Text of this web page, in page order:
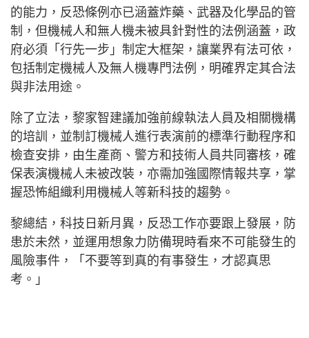
的能力，反恐條例亦已涵蓋炸藥、武器及化學品的管
制，但機械人和無人機未被具針對性的法例涵蓋，政
府必須「行先一步」制定大框架，讓業界有法可依，
包括制定機械人及無人機專門法例，明確界定其合法
與非法用途。
除了立法，黎家智建議加強前線執法人員及相關機構
的培訓，並制訂機械人進行表演前的標準行動程序和
檢查安排，由生產商、警方和技術人員共同審核，確
保表演機械人未被改裝，亦需加強國際情報共享，掌
握恐怖組織利用機械人等新科技的趨勢。
黎總結，科技日新月異，反恐工作亦要跟上發展，防
患於未然，並運用想象力防備現時看來不可能發生的
風險事件，「不要等到真的有事發生，才認真思
考。」